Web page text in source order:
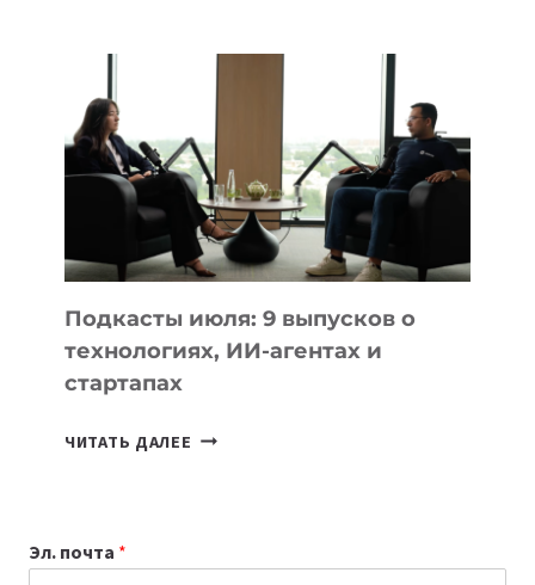
УЧЕБНОМУ
ГОДУ
2026:
10
ЛУЧШИХ
МОДЕЛЕЙ
ДЛЯ
УЧЕБЫ
Подкасты июля: 9 выпусков о
технологиях, ИИ-агентах и
стартапах
ЧИТАТЬ ДАЛЕЕ ПОДКАСТЫ
Эл. почта *